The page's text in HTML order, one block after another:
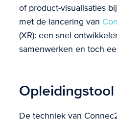
of product-visualisaties
met de lancering van
(XR): een snel
samenwerken en toch
De techniek van